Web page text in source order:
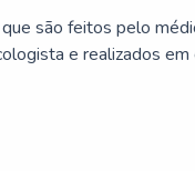
são feitos pelo
e realizados em